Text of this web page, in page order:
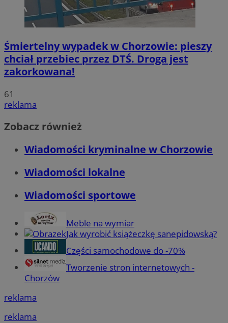
Śmiertelny wypadek w Chorzowie: pieszy
chciał przebiec przez DTŚ. Droga jest
zakorkowana!
61
reklama
Zobacz również
Wiadomości kryminalne w Chorzowie
Wiadomości lokalne
Wiadomości sportowe
Meble na wymiar
Jak wyrobić książeczkę sanepidowską?
Części samochodowe do -70%
Tworzenie stron internetowych -
Chorzów
reklama
reklama